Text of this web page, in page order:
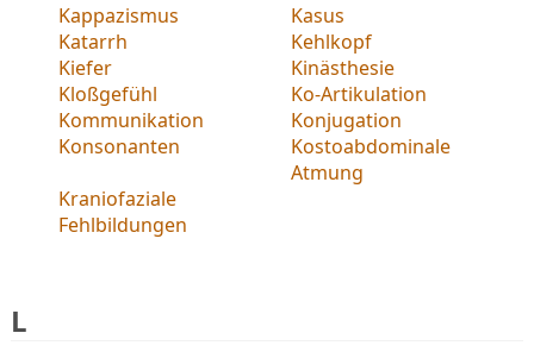
Kappazismus
Kasus
Katarrh
Kehlkopf
Kiefer
Kinästhesie
Kloßgefühl
Ko-Artikulation
Kommunikation
Konjugation
Konsonanten
Kostoabdominale
Atmung
Kraniofaziale
Fehlbildungen
L